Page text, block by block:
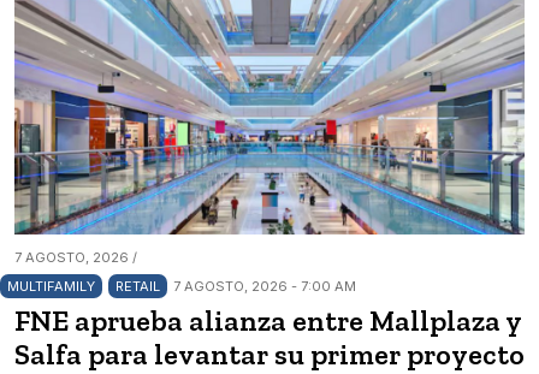
7 AGOSTO, 2026 /
MULTIFAMILY
RETAIL 7 AGOSTO, 2026 - 7:00 AM
FNE aprueba alianza entre Mallplaza y
Salfa para levantar su primer proyecto